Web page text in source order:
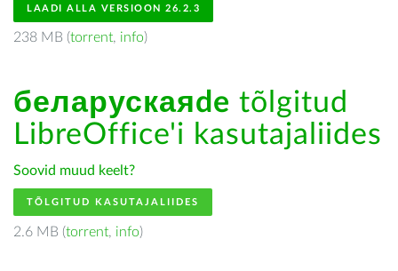
LAADI ALLA VERSIOON 26.2.3
238 MB (torrent, info)
беларускаяde tõlgitud
LibreOffice'i kasutajaliides
Soovid muud keelt?
TÕLGITUD KASUTAJALIIDES
2.6 MB (torrent, info)